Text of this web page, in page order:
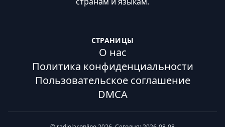
СТРАНИЦЫ
О нас
Политика конфиденциальности
Пользовательское соглашение
DMCA